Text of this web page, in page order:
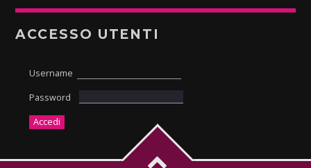
ACCESSO UTENTI
Username
Password